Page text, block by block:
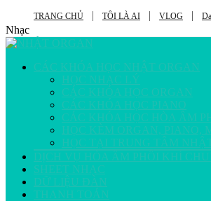
TRANG CHỦ TÔI LÀ AI VLOG
Nhạc
CÁC KHÓA HỌC NHẬT ORGAN
HỌC NHẠC LÝ
CÁC KHÓA HỌC ORGAN
CÁC KHÓA HỌC PIANO
CÁC KHÓA HỌC HÒA ÂM
HỌC KÈM ORGAN, PIANO,
HỌC TẠI TRUNG TÂM
DỊCH VỤ HÒA ÂM PHỐI KHÍ
SHEET NHẠC
DỮ LIỆU ĐÀN
THANH TOÁN